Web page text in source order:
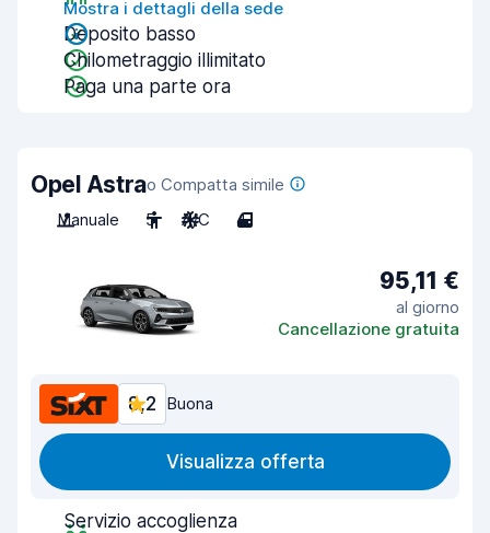
Mostra i dettagli della sede
Deposito basso
Chilometraggio illimitato
Paga una parte ora
Opel Astrao Compatta simile
Manuale
5 A/C 4
95,11 €
al giorno
Cancellazione gratuita
8,2 Buona
Visualizza offerta
Servizio accoglienza